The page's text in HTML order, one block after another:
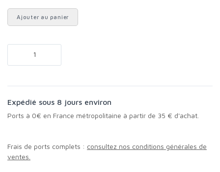
Ajouter au panier
Expédié sous 8 jours environ
Ports à 0€ en France métropolitaine à partir de 35 € d'achat.
Frais de ports complets : consultez nos conditions générales de
ventes.